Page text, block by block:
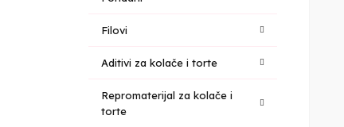
Filovi
Aditivi za kolače i torte
Repromaterijal za kolače i
torte